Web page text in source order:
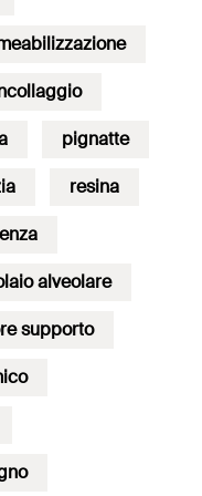
pignatte
resina
alveolare
supporto